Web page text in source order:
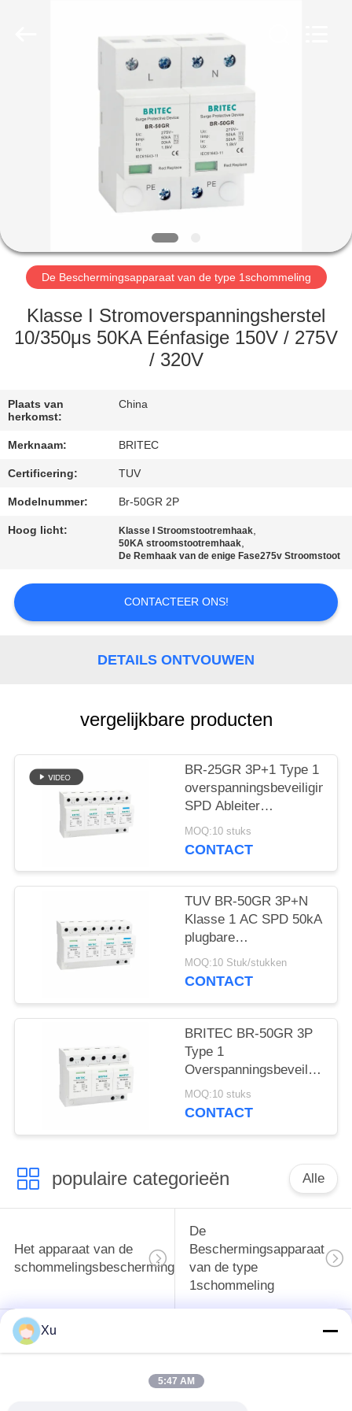
PRODUCTEN
FABRIEKSREIS
KWALITEITSCONTROLE
CONTACTEER
ALLE
GEVALLEN
SHOW
De Beschermingsapparaat van de type 1schommeling
Klasse I Stromoverspanningsherstel
10/350μs 50KA Eénfasige 150V / 275V
/ 320V
Plaats van
herkomst:
China
Merknaam: BRITEC
Certificering: TUV
Modelnummer: Br-50GR 2P
Hoog licht: Klasse I Stroomstootremhaak,
50KA stroomstootremhaak,
De Remhaak van de enige Fase275v Stroomstoot
CONTACTEER ONS!
DETAILS ONTVOUWEN
vergelijkbare producten
BR-25GR 3P+1 Type 1
overspanningsbeveiliging
SPD Ableiter
bliksemafleider
vonkafstand spd
MOQ:10 stuks
CONTACT
TUV BR-50GR 3P+N
Klasse 1 AC SPD 50kA
plugbare
overspanningsbeveiliging
type 1 spd TUV
overspanningsafleider
type 1
overspanningsbeveiliging
MOQ:10 Stuk/stukken
CONTACT
BRITEC BR-50GR 3P
Type 1
Overspanningsbeveiliging
50ka
Overspanningsbeveiliging
MOQ:10 stuks
CONTACT
populaire categorieën Alle
Het apparaat van de
schommelingsbescherming
De
Beschermingsapparaat
van de type
1schommeling
Type - het Apparaat
Schommelingsbescherming
schommelings
Apparaat 3
Xu
5:47 AM